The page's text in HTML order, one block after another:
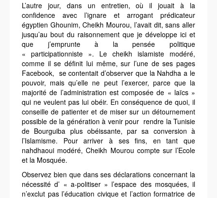
L’autre jour, dans un entretien, où il jouait à la
confidence avec l’ignare et arrogant prédicateur
égyptien Ghounim, Cheikh Mourou, l’avait dit, sans aller
jusqu’au bout du raisonnement que je développe ici et
que j’emprunte à la pensée politique
« participationniste ». Le cheikh islamiste modéré,
comme il se définit lui même, sur l’une de ses pages
Facebook, se contentait d’observer que la Nahdha a le
pouvoir, mais qu’elle ne peut l’exercer, parce que la
majorité de l’administration est composée de « laïcs »
qui ne veulent pas lui obéir. En conséquence de quoi, il
conseille de patienter et de miser sur un détournement
possible de la génération à venir pour rendre la Tunisie
de Bourguiba plus obéissante, par sa conversion à
l’Islamisme. Pour arriver à ses fins, en tant que
nahdhaoui modéré, Cheikh Mourou compte sur l’Ecole
et la Mosquée.
Observez bien que dans ses déclarations concernant la
nécessité d’ « a-politiser » l’espace des mosquées, il
n’exclut pas l’éducation civique et l’action formatrice de